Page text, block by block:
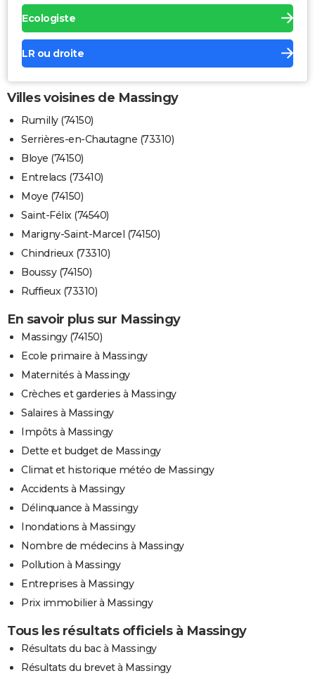
Ecologiste
LR ou droite
Villes voisines de Massingy
Rumilly (74150)
Serrières-en-Chautagne (73310)
Bloye (74150)
Entrelacs (73410)
Moye (74150)
Saint-Félix (74540)
Marigny-Saint-Marcel (74150)
Chindrieux (73310)
Boussy (74150)
Ruffieux (73310)
En savoir plus sur Massingy
Massingy (74150)
Ecole primaire à Massingy
Maternités à Massingy
Crèches et garderies à Massingy
Salaires à Massingy
Impôts à Massingy
Dette et budget de Massingy
Climat et historique météo de Massingy
Accidents à Massingy
Délinquance à Massingy
Inondations à Massingy
Nombre de médecins à Massingy
Pollution à Massingy
Entreprises à Massingy
Prix immobilier à Massingy
Tous les résultats officiels à Massingy
Résultats du bac à Massingy
Résultats du brevet à Massingy